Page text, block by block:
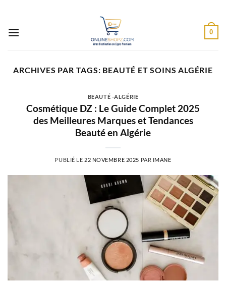
contenu
0
ARCHIVES PAR TAGS: BEAUTÉ ET SOINS ALGÉRIE
BEAUTÉ -ALGÉRIE
Cosmétique DZ : Le Guide Complet 2025
des Meilleures Marques et Tendances
Beauté en Algérie
PUBLIÉ LE 22 NOVEMBRE 2025 PAR IMANE